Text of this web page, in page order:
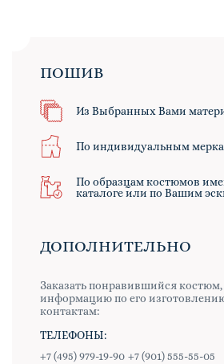
ПОШИВ
Из Выбранных Вами
По индивидуальным
По образцам костюмов
каталоге или по Вашим
ДОПОЛНИТЕЛЬНО
Заказать понравившийся
информацию по его
контактам:
ТЕЛЕФОНЫ:
+7 (495) 979-19-90 +7 (901) 555-55-05